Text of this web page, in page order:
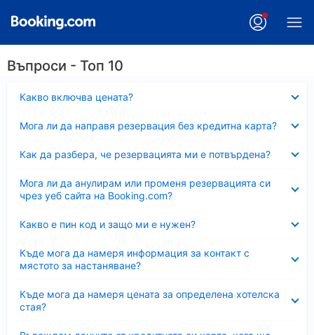
Въпроси - Топ 10
Какво включва цената?
Мога ли да направя резервация без кредитна карта?
Как да разбера, че резервацията ми е потвърдена?
Мога ли да анулирам или променя резервацията си
чрез уеб сайта на Booking.com?
Какво е пин код и защо ми е нужен?
Къде мога да намеря информация за контакт с
мястото за настаняване?
Къде мога да намеря цената за определена хотелска
стая?